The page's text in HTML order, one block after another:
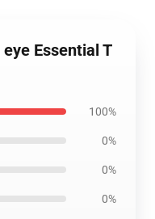
Essential T
100%
0%
0%
0%